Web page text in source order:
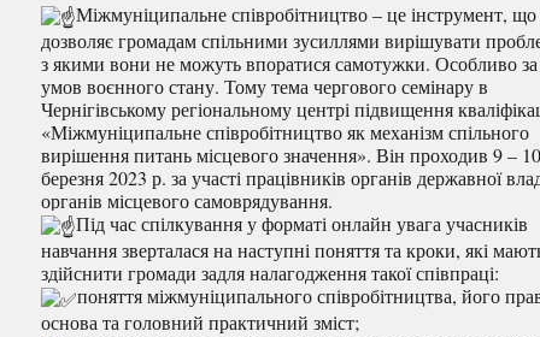
Міжмуніципальне співробітництво – це інструмент, що
дозволяє громадам спільними зусиллями вирішувати
з якими вони не можуть впоратися самотужки. Особливо за
умов воєнного стану. Тому тема чергового семінару в
Чернігівському регіональному центрі підвищення
«Міжмуніципальне співробітництво як механізм спільного
вирішення питань місцевого значення». Він проходив 9 –
березня 2023 р. за участі працівників органів державної
органів місцевого самоврядування.
Під час спілкування у форматі онлайн увага учасників
навчання зверталася на наступні поняття та кроки, які
здійснити громади задля налагодження такої співпраці:
поняття міжмуніципального співробітництва, його
основа та головний практичний зміст;